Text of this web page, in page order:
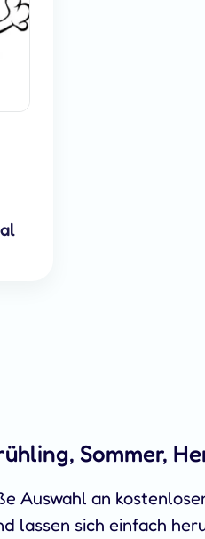
Sommer,
Auswahl an
lassen sich einfach